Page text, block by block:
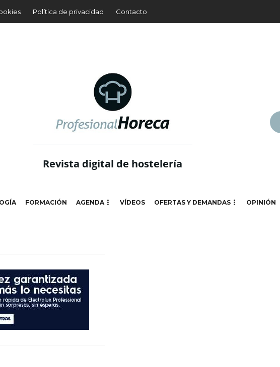
Política de privacidad Contacto
Revista digital de hostelería
FORMACIÓN AGENDA VÍDEOS OFERTAS Y DEMANDAS OPINIÓN